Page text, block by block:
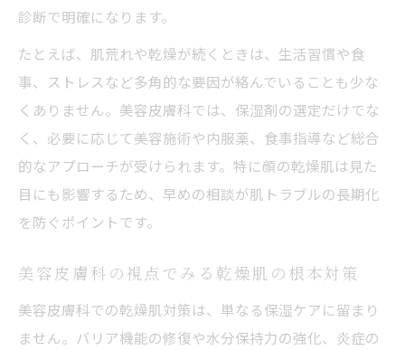
診断で明確になります。
たとえば、肌荒れや乾燥が続くときは、生活習慣や食
事、ストレスなど多角的な要因が絡んでいることも少な
くありません。美容皮膚科では、保湿剤の選定だけでな
く、必要に応じて美容施術や内服薬、食事指導など総合
的なアプローチが受けられます。特に顔の乾燥肌は見た
目にも影響するため、早めの相談が肌トラブルの長期化
を防ぐポイントです。
美容皮膚科の視点でみる乾燥肌の根本対策
美容皮膚科での乾燥肌対策は、単なる保湿ケアに留まり
ません。バリア機能の修復や水分保持力の強化、炎症の